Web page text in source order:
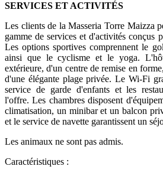
SERVICES ET ACTIVITÉS
Les clients de la Masseria Torre Maizza
gamme de services et d'activités conçus
Les options sportives comprennent le
ainsi que le cyclisme et le yoga.
extérieure, d'un centre de remise en
d'une élégante plage privée. Le Wi-Fi
service de garde d'enfants et les
l'offre. Les chambres disposent
climatisation, un minibar et un balcon
et le service de navette garantissent un
Les animaux ne sont pas admis.
Caractéristiques :